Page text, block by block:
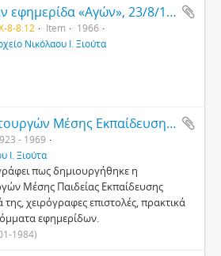
Από την εφημερίδα «Αγών», 23/8/1966
8-8.12 Item
1966
Νικόλαου Ι. Ξιούτα
Ομοσπονδία Λειτουργών Μέσης Εκπαίδευσης Κύπρου
- 1969
Ι. Ξιούτα
πως δημιουργήθηκε η
Μέσης Παιδείας Εκπαίδευσης
χειρόγραφες επιστολές, πρακτικά
εφημερίδων.
1984)